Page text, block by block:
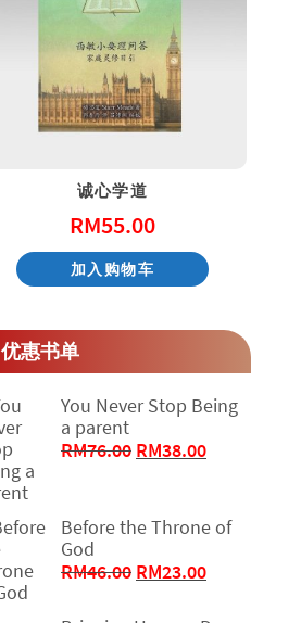
诚心学道
RM55.00
加入购物车
优惠书单
You Never Stop Being
a parent
RM76.00 原
RM76.00。
RM38.00当
格
RM38.00。
Before the Throne of
God
RM46.00 原
RM23.00当